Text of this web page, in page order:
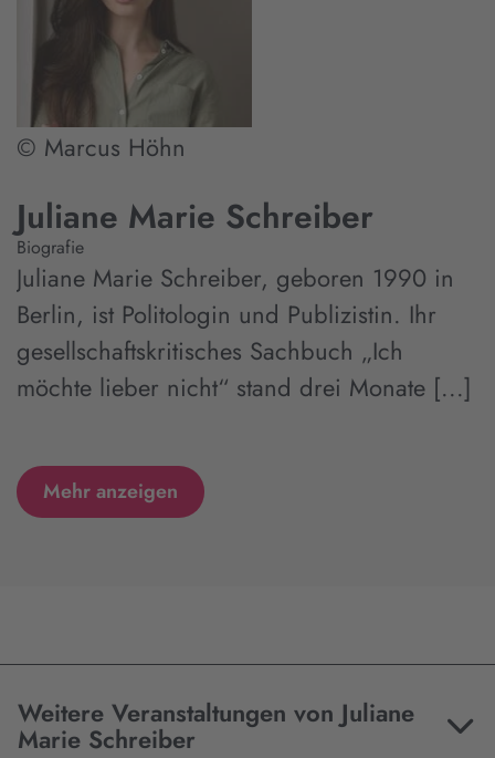
© Marcus Höhn
Juliane Marie Schreiber
Biografie
Juliane Marie Schreiber, geboren 1990 in
Berlin, ist Politologin und Publizistin. Ihr
gesellschaftskritisches Sachbuch „Ich
möchte lieber nicht“ stand drei Monate [...]
Mehr anzeigen
Weitere Veranstaltungen von Juliane
Marie Schreiber